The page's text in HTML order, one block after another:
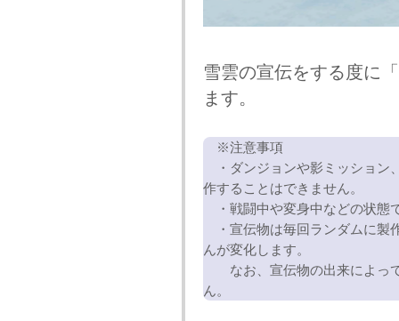
雪雲の宣伝をする度に
ます。
※注意事項
・ダンジョンや影ミッション
作することはできません。
・戦闘中や変身中などの状態
・宣伝物は毎回ランダムに製
んが変化します。
なお、宣伝物の出来によって
ん。